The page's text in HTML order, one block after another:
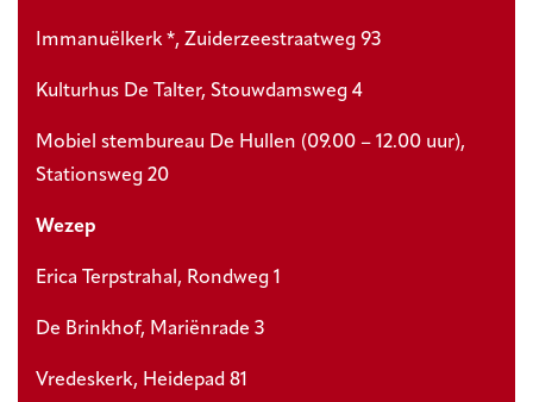
Immanuëlkerk *, Zuiderzeestraatweg 93
Kulturhus De Talter, Stouwdamsweg 4
Mobiel stembureau De Hullen (09.00 – 12.00 uur),
Stationsweg 20
Wezep
Erica Terpstrahal, Rondweg 1
De Brinkhof, Mariënrade 3
Vredeskerk, Heidepad 81